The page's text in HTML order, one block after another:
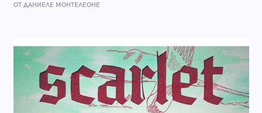
ОТ ДАНИЕЛЕ МОНТЕЛЕОНЕ